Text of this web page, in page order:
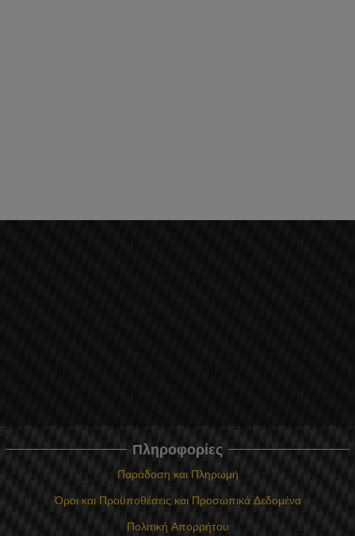
Πληροφορίες
Παράδοση και Πληρωμή
Όροι και Προϋποθέσεις και Προσωπικά Δεδομένα
Πολιτική Απορρήτου